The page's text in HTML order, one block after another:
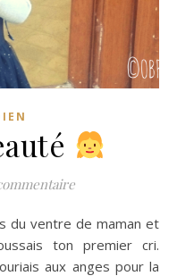
ton premier cri.
aux anges pour la